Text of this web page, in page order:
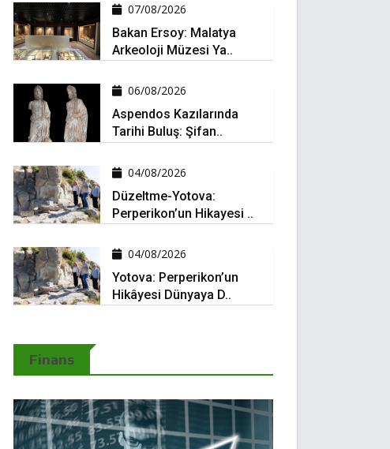
07/08/2026
Bakan Ersoy: Malatya
Arkeoloji Müzesi Ya..
06/08/2026
Aspendos Kazılarında
Tarihi Buluş: Şifan..
04/08/2026
Düzeltme-Yotova:
Perperikon’un Hikayesi ..
04/08/2026
Yotova: Perperikon’un
Hikâyesi Dünyaya D..
Finans